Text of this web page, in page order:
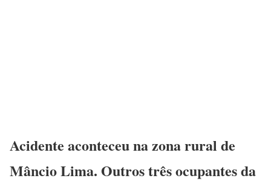
Acidente aconteceu na zona rural de
Mâncio Lima. Outros três ocupantes da